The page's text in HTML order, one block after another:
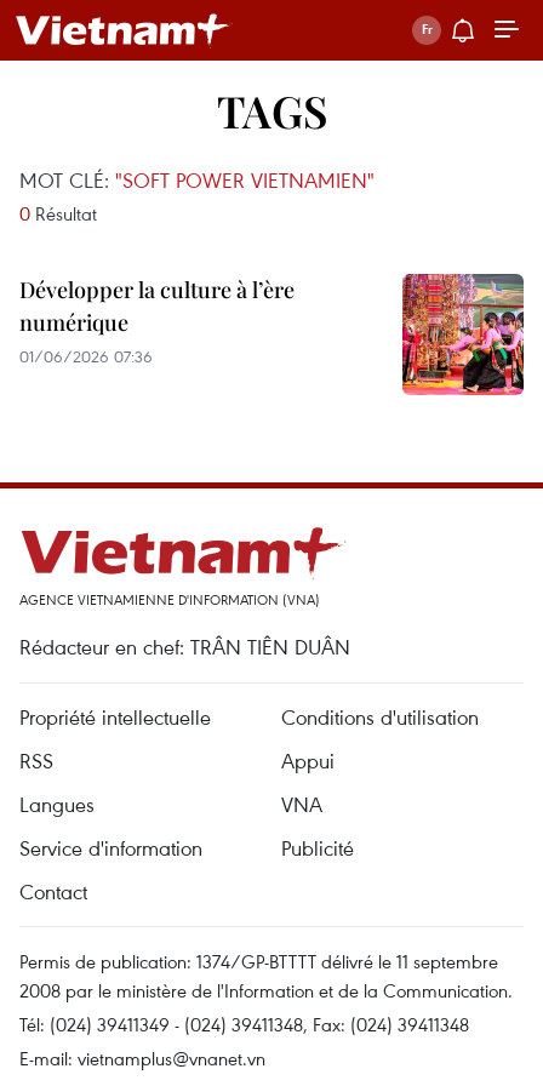
TAGS
MOT CLÉ: "SOFT POWER VIETNAMIEN"
0 Résultat
Développer la culture à l’ère
numérique
01/06/2026 07:36
AGENCE VIETNAMIENNE D'INFORMATION (VNA)
Rédacteur en chef: TRÂN TIÊN DUÂN
Propriété intellectuelle
Conditions d'utilisation
RSS
Appui
Langues
VNA
Service d'information
Publicité
Contact
Permis de publication: 1374/GP-BTTTT délivré le 11 septembre
2008 par le ministère de l'Information et de la Communication.
Tél: (024) 39411349 - (024) 39411348, Fax: (024) 39411348
E-mail: vietnamplus@vnanet.vn